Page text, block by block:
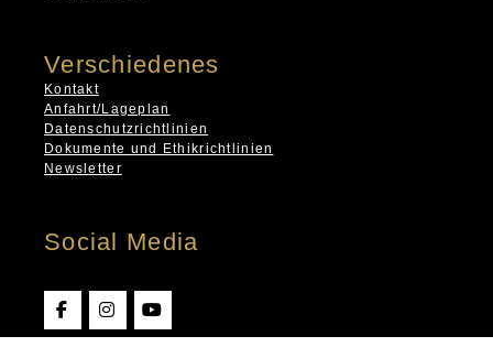
Verschiedenes
Kontakt
Anfahrt/Lageplan
Datenschutzrichtlinien
Dokumente und Ethikrichtlinien
Newsletter
Social Media